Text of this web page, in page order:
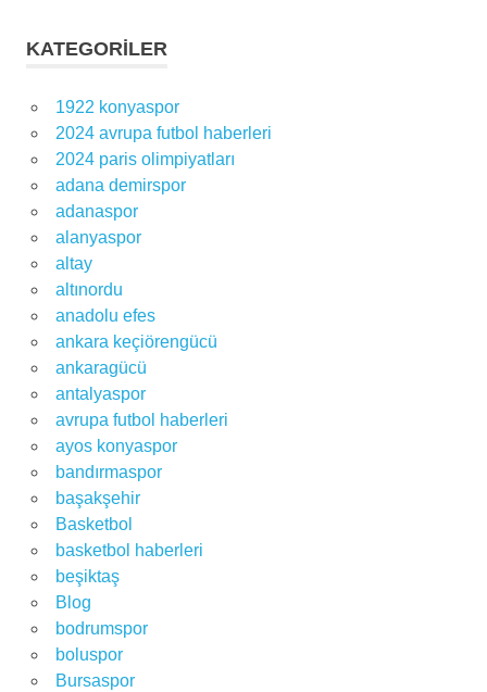
KATEGORILER
1922 konyaspor
2024 avrupa futbol haberleri
2024 paris olimpiyatları
adana demirspor
adanaspor
alanyaspor
altay
altınordu
anadolu efes
ankara keçiörengücü
ankaragücü
antalyaspor
avrupa futbol haberleri
ayos konyaspor
bandırmaspor
başakşehir
Basketbol
basketbol haberleri
beşiktaş
Blog
bodrumspor
boluspor
Bursaspor